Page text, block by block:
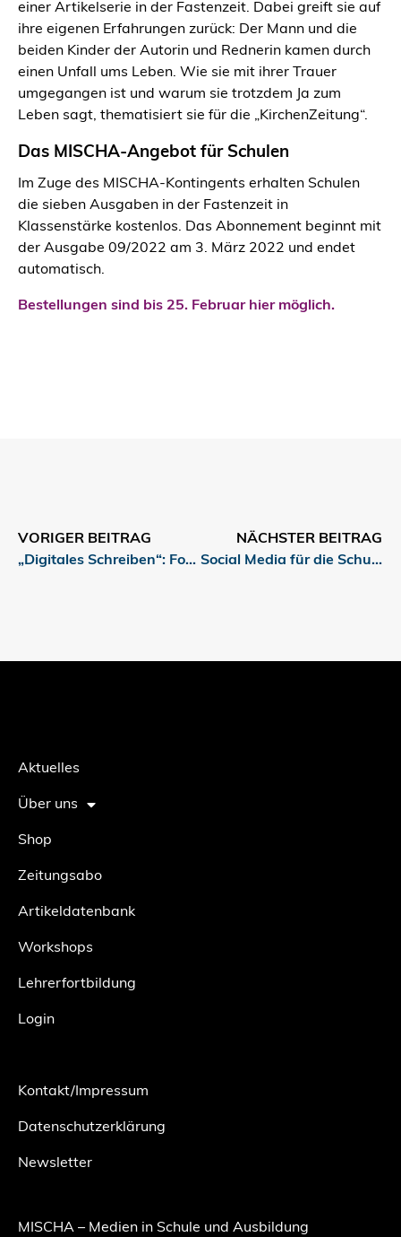
einer Artikelserie in der Fastenzeit. Dabei greift sie auf
ihre eigenen Erfahrungen zurück: Der Mann und die
beiden Kinder der Autorin und Rednerin kamen durch
einen Unfall ums Leben. Wie sie mit ihrer Trauer
umgegangen ist und warum sie trotzdem Ja zum
Leben sagt, thematisiert sie für die „KirchenZeitung“.
Das MISCHA-Angebot für Schulen
Im Zuge des MISCHA-Kontingents erhalten Schulen
die sieben Ausgaben in der Fastenzeit in
Klassenstärke kostenlos. Das Abonnement beginnt mit
der Ausgabe 09/2022 am 3. März 2022 und endet
automatisch.
Bestellungen sind bis 25. Februar hier möglich.
VORIGER BEITRAG
„Digitales Schreiben“: Fortbildung für Lehrende
NÄCHSTER BEITRAG
Social Media für die Schule nutzen
Aktuelles
Über uns
Shop
Zeitungsabo
Artikeldatenbank
Workshops
Lehrerfortbildung
Login
Kontakt/Impressum
Datenschutzerklärung
Newsletter
MISCHA – Medien in Schule und Ausbildung